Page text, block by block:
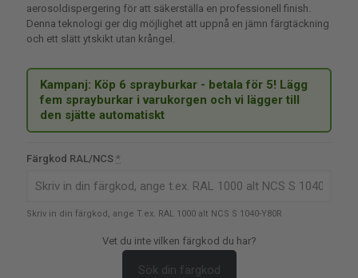
aerosoldispergering för att säkerställa en professionell finish.
Denna teknologi ger dig möjlighet att uppnå en jämn färgtäckning
och ett slätt ytskikt utan krångel.
Kampanj: Köp 6 sprayburkar - betala för 5! Lägg
fem sprayburkar i varukorgen och vi lägger till
den sjätte automatiskt
Färgkod RAL/NCS *
Skriv in din färgkod, ange T.ex. RAL 1000 alt NCS S 1040-Y80R
Vet du inte vilken färgkod du har?
Sök din färgkod